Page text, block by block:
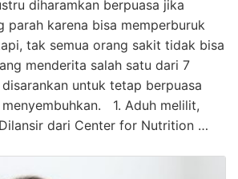
diharamkan berpuasa jika
parah karena bisa memperburuk
tak semua orang sakit tidak bisa
menderita salah satu dari 7
untuk tetap berpuasa
1. Aduh melilit,
dari Center for Nutrition …